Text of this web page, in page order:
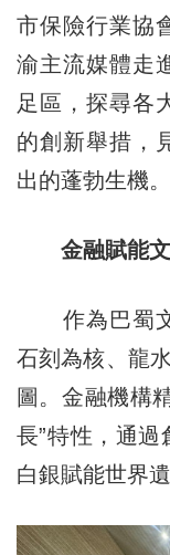
市保險行業協
渝主流媒體走
足區，探尋各
的創新舉措，
出的蓬勃生機。
金融賦能
作為巴蜀文
石刻為核、龍
圖。金融機構
長”特性，通
白銀賦能世界